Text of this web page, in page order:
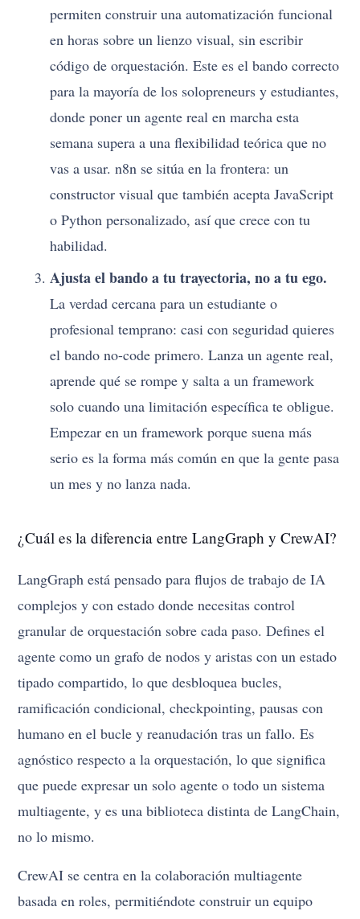
permiten construir una automatización funcional
en horas sobre un lienzo visual, sin escribir
código de orquestación. Este es el bando correcto
para la mayoría de los solopreneurs y estudiantes,
donde poner un agente real en marcha esta
semana supera a una flexibilidad teórica que no
vas a usar. n8n se sitúa en la frontera: un
constructor visual que también acepta JavaScript
o Python personalizado, así que crece con tu
habilidad.
Ajusta el bando a tu trayectoria, no a tu ego.
La verdad cercana para un estudiante o
profesional temprano: casi con seguridad quieres
el bando no-code primero. Lanza un agente real,
aprende qué se rompe y salta a un framework
solo cuando una limitación específica te obligue.
Empezar en un framework porque suena más
serio es la forma más común en que la gente pasa
un mes y no lanza nada.
¿Cuál es la diferencia entre LangGraph y CrewAI?
LangGraph está pensado para flujos de trabajo de IA
complejos y con estado donde necesitas control
granular de orquestación sobre cada paso. Defines el
agente como un grafo de nodos y aristas con un estado
tipado compartido, lo que desbloquea bucles,
ramificación condicional, checkpointing, pausas con
humano en el bucle y reanudación tras un fallo. Es
agnóstico respecto a la orquestación, lo que significa
que puede expresar un solo agente o todo un sistema
multiagente, y es una biblioteca distinta de LangChain,
no lo mismo.
CrewAI se centra en la colaboración multiagente
basada en roles, permitiéndote construir un equipo